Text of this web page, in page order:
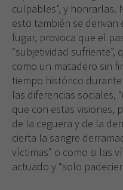
culpables”, y honrarlas.
esto también se derivan
lugar, provoca que el
“subjetividad sufriente”,
como un matadero sin
tiempo histórico
las diferencias sociales,
que con estas visiones,
de la ceguera y de la
cierta la sangre
víctimas” o como si las
actuado y “solo